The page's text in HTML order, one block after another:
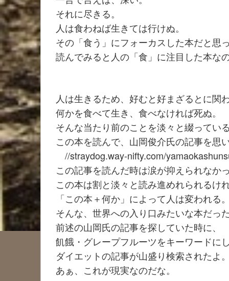
それに尽きる。
人は食わねば生きては行けぬ。
その「食う」にフォーカスした本だと思
読んでみると人の「食」に注目した本な
人は生きるため、好むと好まざるとに関
何かを食べて生き、食べなければ死ぬ。
そんな当たり前のことを淡々と綴ってい
この本を読んで、山岡俊介氏の記事を思
//straydog.way-nifty.com/
この記事を読んだ時は涙が抑えられなか
この本は割と淡々と読み進めれられるけ
「この本＋何か」によって人は変われる
そんな、世界への入り口みたいな本だっ
前述の山岡氏の記事を探していた時に、
飢餓・グレープフルーツをキーワードに
ダイエットの記事が山盛り検索されたよ
あぁ、これが現実なのだな。